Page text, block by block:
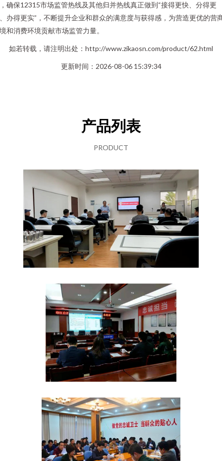
确保12315市场监管热线及其他归并热线真正做到“接得更快、分得更
办得更实”，不断提升企业和群众的满意度与获得感，为营造更优的营
和消费环境贡献市场监管力量。
如若转载，请注明出处：http://www.zikaosn.com/product/62.html
更新时间：2026-08-06 15:39:34
产品列表
PRODUCT